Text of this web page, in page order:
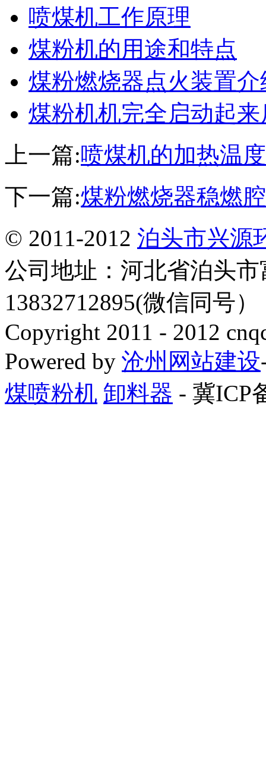
喷煤机工作原理
煤粉机的用途和特点
煤粉燃烧器点火装置介
煤粉机机完全启动起
上一篇:喷煤机的加热温
下一篇:煤粉燃烧器稳燃
© 2011-2012 泊头市兴源
公司地址：河北省泊头
13832712895(微信同号
Copyright 2011 - 2012
Powered by 沧州网站建设
煤喷粉机 卸料器 - 冀ICP